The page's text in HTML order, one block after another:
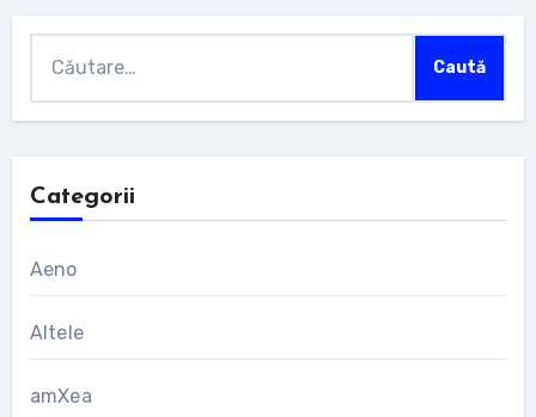
după:
Categorii
Aeno
Altele
amXea